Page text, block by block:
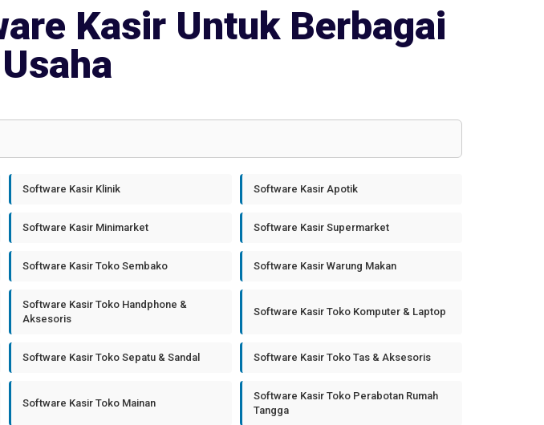
Kasir Untuk Berbagai
Software Kasir Klinik Software Kasir Apotik
Software Kasir Minimarket Software Kasir Supermarket
Software Kasir Toko Sembako Software Kasir Warung Makan
Software Kasir Toko Handphone &
Aksesoris
Software Kasir Toko Komputer & Laptop
Software Kasir Toko Sepatu & Sandal Software Kasir Toko Tas & Aksesoris
Software Kasir Toko Mainan
Software Kasir Toko Perabotan Rumah
Tangga